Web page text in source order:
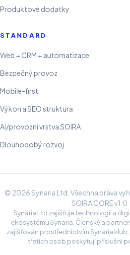
Produktové dodatky
STANDARD
Web + CRM + automatizace
Bezpečný provoz
Mobile-first
Výkon a SEO struktura
AI/provozní vrstva SOIRA
Dlouhodobý rozvoj
© 2026 Synaria Ltd. Všechna práva
SOIRA CORE v1.0
Synaria Ltd zajišťuje technologii a
ekosystému Synaria. Členský a
zajišťován prostřednictvím Synaria klub,
třetích osob poskytují příslušní